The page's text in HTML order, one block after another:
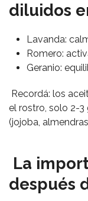
diluidos
Lavanda:
Romero:
Geranio:
Recordá: los
el rostro, solo 2-3
(jojoba,
La
después